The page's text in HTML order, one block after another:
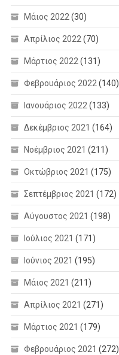
Μάιος 2022 (30)
Απρίλιος 2022 (70)
Μάρτιος 2022 (131)
Φεβρουάριος 2022 (140)
Ιανουάριος 2022 (133)
Δεκέμβριος 2021 (164)
Νοέμβριος 2021 (211)
Οκτώβριος 2021 (175)
Σεπτέμβριος 2021 (172)
Αύγουστος 2021 (198)
Ιούλιος 2021 (171)
Ιούνιος 2021 (195)
Μάιος 2021 (211)
Απρίλιος 2021 (271)
Μάρτιος 2021 (179)
Φεβρουάριος 2021 (272)